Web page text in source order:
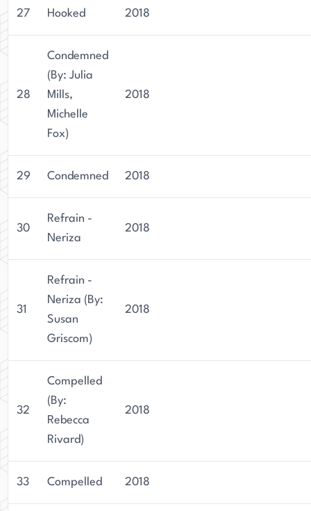
27 Hooked 2018
28
Condemned
(By: Julia
Mills,
Michelle
Fox)
2018
29 Condemned 2018
30
Refrain -
Neriza
2018
31
Refrain -
Neriza (By:
Susan
Griscom)
2018
32
Compelled
(By:
Rebecca
Rivard)
2018
33 Compelled 2018